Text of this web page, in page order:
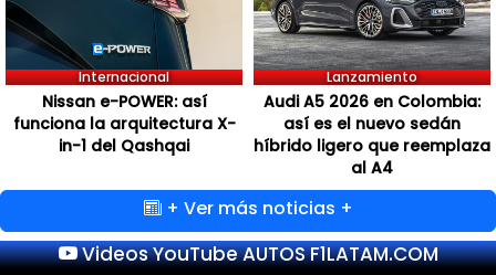
Internacional
Nissan e-POWER: así
funciona la arquitectura X-
in-1 del Qashqai
Lanzamiento
Audi A5 2026 en Colombia:
así es el nuevo sedán
híbrido ligero que reemplaza
al A4
+ Ver más noticias +
Videos YouTube AUTOS F1LATAM.COM